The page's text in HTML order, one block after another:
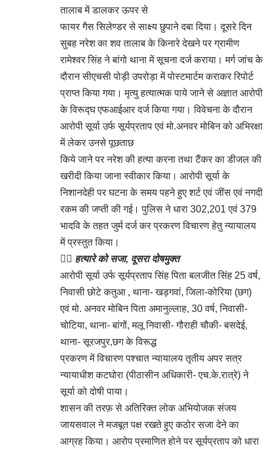
तालाब में डालकर ऊपर से
फायर गैस सिलेण्डर से साक्ष्य छुपाने दबा दिया। दूसरे दिन
सुबह नरेश का शव तालाब के किनारे देखने पर ग्रामीण
रामेश्वर सिंह ने बांगो थाना में सूचना दर्ज कराया। मर्ग जांच के
दौरान सीएचसी पोड़ी उपरोड़ा में पोस्टमार्टम कराकर रिपोर्ट
प्राप्त किया गया। मृत्यु हत्यात्मक पाये जाने से अज्ञात आरोपी
के विरूद्घ एफआईआर दर्ज किया गया। विवेचना के दौरान
आरोपी सूर्या उर्फ सूर्यप्रताप एवं मो.अनवर मोबिन को अभिरक्षा
में लेकर उनसे पूछताछ
किये जाने पर नरेश की हत्या करना तथा टैंकर का डीजल की
खरीदी किया जाना स्वीकार किया। आरोपी सूर्या के
निशानदेही पर घटना के समय पहने हुए शर्ट एवं जींस एवं नगदी
रकम की जप्ती की गई। पुलिस ने धारा 302,201 एवं 379
भादवि के तहत जुर्म दर्ज कर प्रकरण विचारण हेतु न्यायालय
में प्रस्तुत किया।
👉🏻 हत्यारे को सजा, दूसरा दोषमुक्त
आरोपी सूर्या उर्फ सूर्यप्रताप सिंह पिता बलजीत सिंह 25 वर्ष,
निवासी छोटे कतुआ , थाना- खड़गवां, जिला-कोरिया (छग)
एवं मो. अनवर मोबिन पिता अमानुल्लाह, 30 वर्ष, निवासी-
चोटिया, थाना- बांगों, मलू निवासी- गौराही चौकी- बसदेई,
थाना- सूरजपुर,छग के विरूद्ध
प्रकरण में विचारण पश्चात न्यायालय तृतीय अपर सत्र
न्यायाधीश कटघोरा (पीठासीन अधिकारी- एच.के.रात्रे) ने
सूर्या को दोषी पाया।
शासन की तरफ़ से अतिरिक्त लोक अभियोजक संजय
जायसवाल ने मजबूत पक्ष रखते हुए कठोर सजा देने का
आग्रह किया। आरोप प्रमाणित होने पर सूर्यप्रताप को धारा